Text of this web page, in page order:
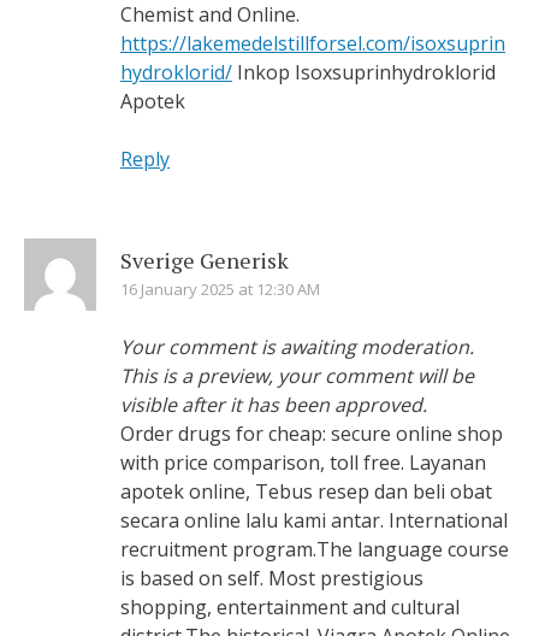
Chemist and Online.
https://lakemedelstillforsel.com/isoxsuprin
hydroklorid/ Inkop Isoxsuprinhydroklorid
Apotek
Reply
Sverige Generisk
16 January 2025 at 12:30 AM
Your comment is awaiting moderation.
This is a preview, your comment will be
visible after it has been approved.
Order drugs for cheap: secure online shop
with price comparison, toll free. Layanan
apotek online, Tebus resep dan beli obat
secara online lalu kami antar. International
recruitment program.The language course
is based on self. Most prestigious
shopping, entertainment and cultural